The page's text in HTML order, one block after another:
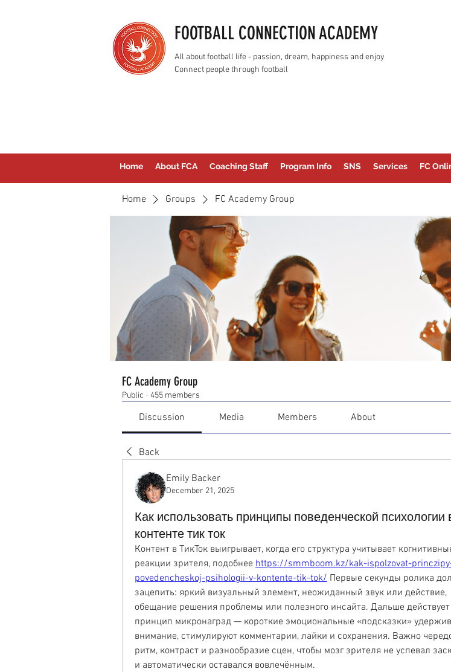
FOOTBALL CONNECTION ACADEMY
All about football life - passion, dream, happiness and enjoy
Connect people through football
Home About FCA Coaching Staff Program Info SNS Services FC
Home Groups FC Academy Group
FC Academy Group
Public · 455 members
Discussion Media Members About
Back
Emily Backer
December 21, 2025
Как использовать принципы поведенческой психологии
контенте тик ток
Контент в ТикТок выигрывает, когда его структура учитывает
реакции зрителя, подобнее https://smmboom.kz/kak-ispolzovat-
povedencheskoj-psihologii-v-kontente-tik-tok/ Первые секунды ролика
зацепить: яркий визуальный элемент, неожиданный звук или действие,
обещание решения проблемы или полезного инсайта. Дальше действует
принцип микронаград — короткие эмоциональные «подсказки»
внимание, стимулируют комментарии, лайки и сохранения. Важно
ритм, контраст и разнообразие сцен, чтобы мозг зрителя не успевал
и автоматически оставался вовлечённым.